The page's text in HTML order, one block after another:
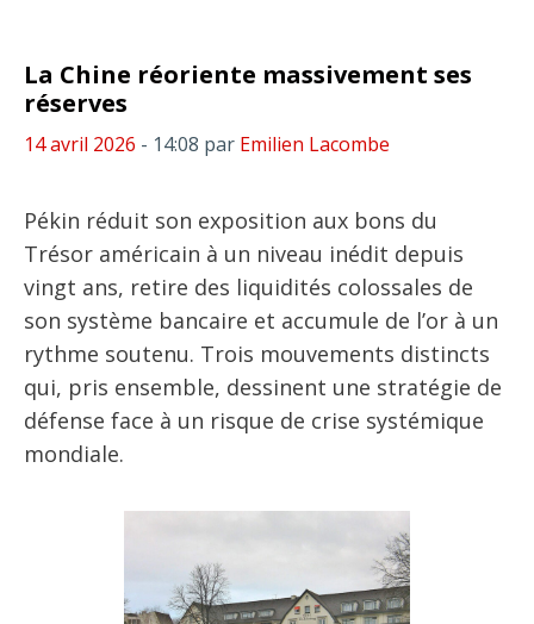
La Chine réoriente massivement ses
réserves
14 avril 2026 - 14:08 par Emilien Lacombe
Pékin réduit son exposition aux bons du
Trésor américain à un niveau inédit depuis
vingt ans, retire des liquidités colossales de
son système bancaire et accumule de l’or à un
rythme soutenu. Trois mouvements distincts
qui, pris ensemble, dessinent une stratégie de
défense face à un risque de crise systémique
mondiale.